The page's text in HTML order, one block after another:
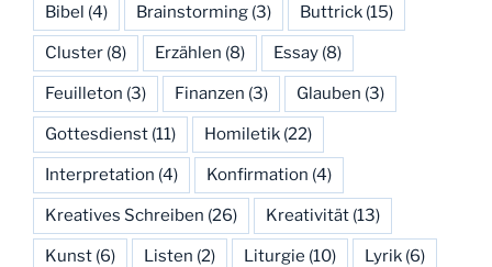
Bibel (4) Brainstorming (3) Buttrick (15)
Cluster (8) Erzählen (8) Essay (8)
Feuilleton (3) Finanzen (3) Glauben (3)
Gottesdienst (11) Homiletik (22)
Interpretation (4) Konfirmation (4)
Kreatives Schreiben (26) Kreativität (13)
Kunst (6) Listen (2) Liturgie (10) Lyrik (6)